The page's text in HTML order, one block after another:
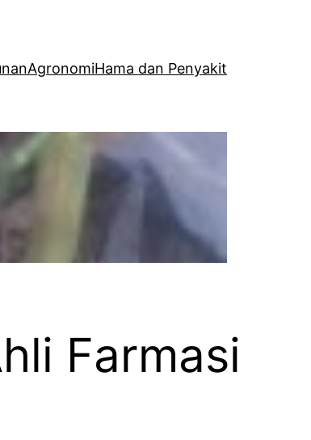
AgronomiHama dan Penyakit
Farmasi